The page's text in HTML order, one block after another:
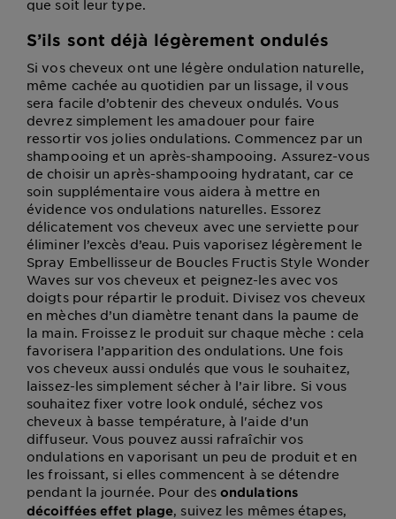
que soit leur type.
S’ils sont déjà légèrement ondulés
Si vos cheveux ont une légère ondulation naturelle,
même cachée au quotidien par un lissage, il vous
sera facile d’obtenir des cheveux ondulés. Vous
devrez simplement les amadouer pour faire
ressortir vos jolies ondulations. Commencez par un
shampooing et un après-shampooing. Assurez-vous
de choisir un après-shampooing hydratant, car ce
soin supplémentaire vous aidera à mettre en
évidence vos ondulations naturelles. Essorez
délicatement vos cheveux avec une serviette pour
éliminer l’excès d’eau. Puis vaporisez légèrement le
Spray Embellisseur de Boucles Fructis Style Wonder
Waves sur vos cheveux et peignez-les avec vos
doigts pour répartir le produit. Divisez vos cheveux
en mèches d’un diamètre tenant dans la paume de
la main. Froissez le produit sur chaque mèche : cela
favorisera l’apparition des ondulations. Une fois
vos cheveux aussi ondulés que vous le souhaitez,
laissez-les simplement sécher à l’air libre. Si vous
souhaitez fixer votre look ondulé, séchez vos
cheveux à basse température, à l'aide d’un
diffuseur. Vous pouvez aussi rafraîchir vos
ondulations en vaporisant un peu de produit et en
les froissant, si elles commencent à se détendre
pendant la journée. Pour des ondulations
décoiffées effet plage, suivez les mêmes étapes,